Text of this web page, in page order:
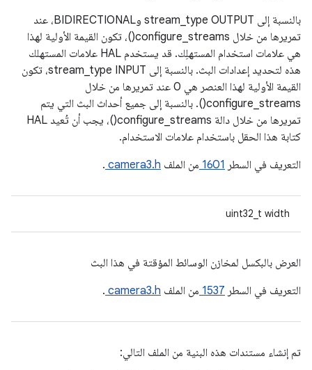
بالنسبة إلى stream_type OUTPUT وBIDIRECTIONAL، عند
تمريرها من خلال configure_streams()، تكون القيمة الأولية لهذا
هي علامات استخدام المستهلِك. قد يستخدم HAL علامات المستهلك
هذه لتحديد إعدادات البث. بالنسبة إلى stream_type INPUT، تكون
القيمة الأولية لهذا العنصر هي 0 عند تمريرها من خلال
configure_streams(). بالنسبة إلى جميع أحداث البث التي يتم
تمريرها من خلال دالة configure_streams()، يجب أن تُعيد HAL
كتابة هذا الحقل باستخدام علامات الاستخدام.
التعريف في السطر 1601 من الملف camera3.h
.
‫uint32_t width
العرض بالبكسل لمخازن الوسائط المؤقتة في هذا البث
التعريف في السطر 1537 من الملف camera3.h
.
تم إنشاء مستندات هذه البنية من الملف التالي: